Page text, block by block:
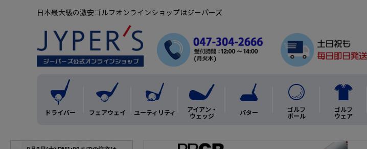
日本最大級の激安ゴルフオンラインショップはジーパーズ
ドライバー フェアウェイ ユーティリティ アイアン・
ウェッジ パター ゴルフ
ボール
ゴルフ
ウェア